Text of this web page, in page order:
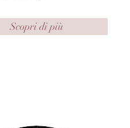
Scopri di più